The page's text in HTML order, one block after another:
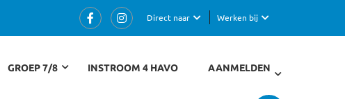
Werken bij
Direct naar
GROEP 7/8 INSTROOM 4 HAVO AANMELDEN